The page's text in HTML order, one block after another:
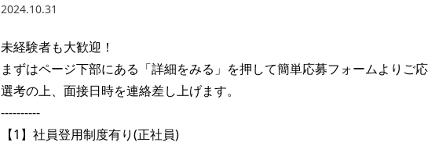
2024.10.31
未経験者も大歓迎！
まずはページ下部にある「詳細をみる」を押して簡単応募フォームよりご
選考の上、面接日時を連絡差し上げます。
----------
【1】社員登用制度有り(正社員)